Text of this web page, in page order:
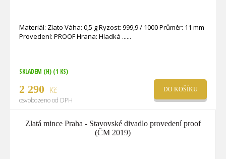
Materiál: Zlato Váha: 0,5 g Ryzost: 999,9 / 1000 Průměr: 11 mm
Provedení: PROOF Hrana: Hladká ...
SKLADEM (H) (1 KS)
2 290 Kč
osvobozeno od DPH
DO KOŠÍKU
Zlatá mince Praha - Stavovské divadlo provedení proof
(ČM 2019)